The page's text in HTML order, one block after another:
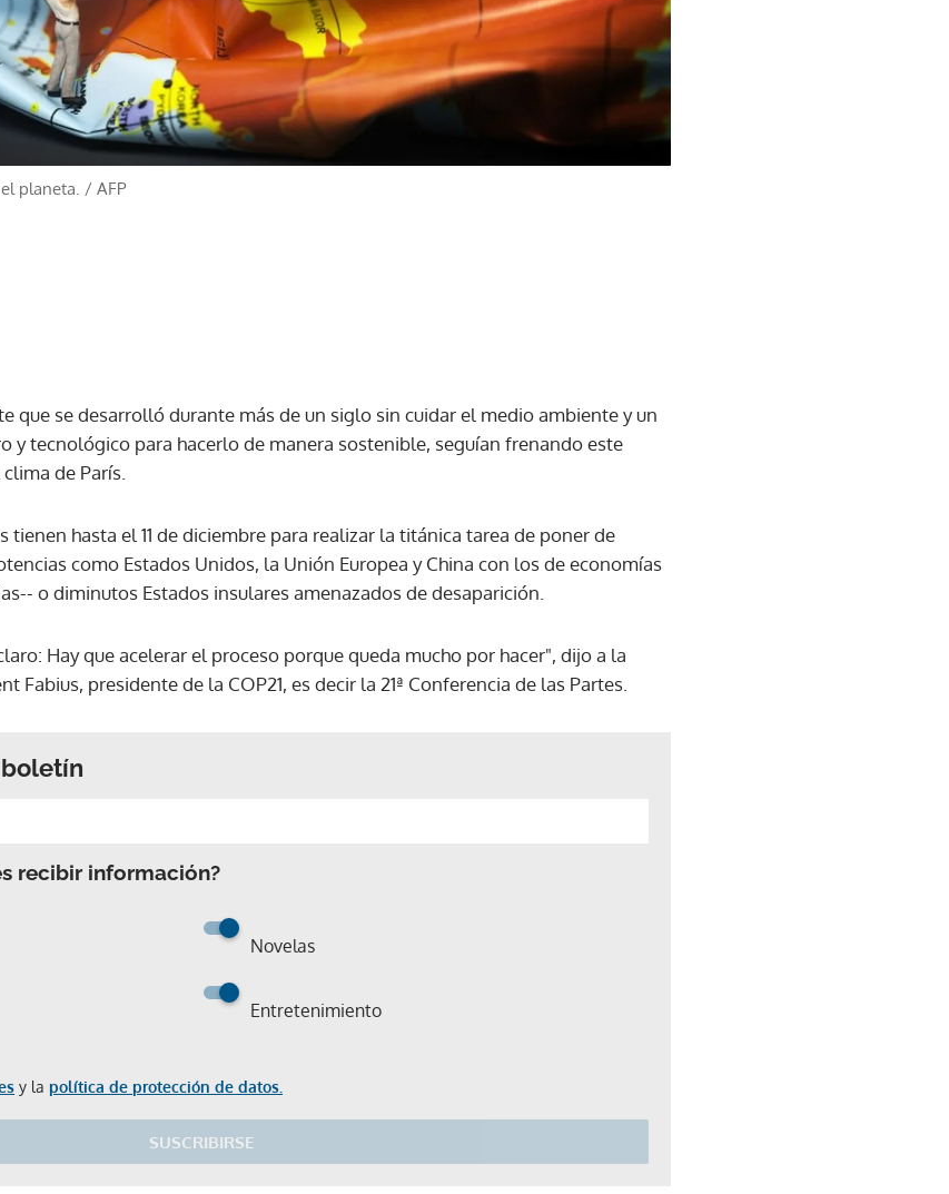
planeta. / AFP
que se desarrolló durante más de un siglo sin cuidar el medio ambiente y un
y tecnológico para hacerlo de manera sostenible, seguían frenando este
de París.
tienen hasta el 11 de diciembre para realizar la titánica tarea de poner de
como Estados Unidos, la Unión Europea y China con los de economías
o diminutos Estados insulares amenazados de desaparición.
Hay que acelerar el proceso porque queda mucho por hacer", dijo a la
Fabius, presidente de la COP21, es decir la 21ª Conferencia de las Partes.
recibir información?
Novelas
Entretenimiento
y la política de protección de datos.
SUSCRIBIRSE